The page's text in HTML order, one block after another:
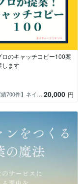
ロのキャッチコピー100案
します
【実績700件】ネイチャーコンテンツ 20,000 円